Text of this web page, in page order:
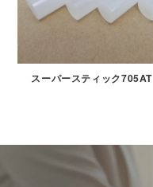
スーパースティック705AT